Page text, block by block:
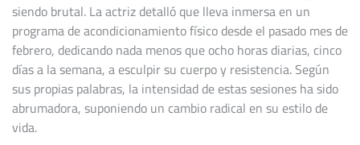
siendo brutal. La actriz detalló que lleva inmersa en un
programa de acondicionamiento físico desde el pasado mes de
febrero, dedicando nada menos que ocho horas diarias, cinco
días a la semana, a esculpir su cuerpo y resistencia. Según
sus propias palabras, la intensidad de estas sesiones ha sido
abrumadora, suponiendo un cambio radical en su estilo de
vida.